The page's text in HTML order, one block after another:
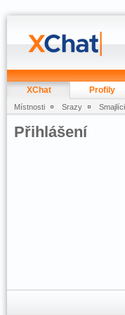
XChat Profily
Místnosti Srazy Smajlíci
Přihlášení